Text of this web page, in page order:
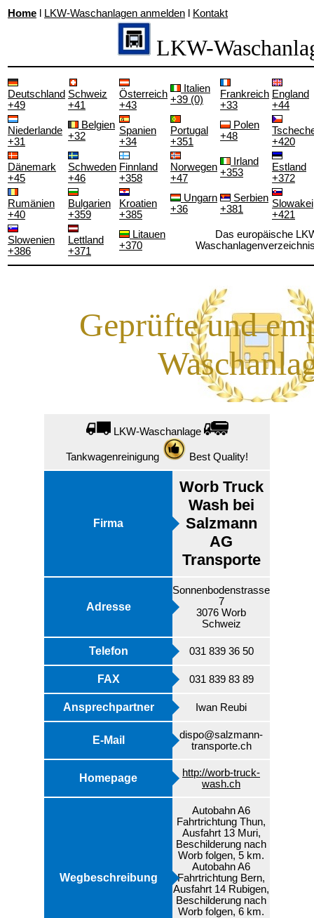
Home LKW-Waschanlagen anmelden Kontakt
LKW-
Deutschland
+49
Schweiz
+41
Österreich
+43
Italien
+39 (0)
Frankreich
+33
England
+44
Niederlande
+31
Belgien
+32
Spanien
+34
Portugal
+351
Polen
+48
+420
Dänemark
+45
Schweden
+46
Finnland
+358
Norwegen
+47
Irland
+353
Estland
+372
Rumänien
+40
Bulgarien
+359
Kroatien
+385
Ungarn
+36
Serbien
+381
Slowakei
+421
Slowenien
+386
Lettland
+371
Litauen
+370
Das europäische
Geprüfte und
LKW-Waschanlage
Tankwagenreinigung Best Quality!
Firma
Worb Truck
Wash bei
Salzmann
AG
Transporte
Adresse
Sonnenbodenstrasse
7
3076 Worb
Schweiz
Telefon 031 839 36 50
FAX 031 839 83 89
Ansprechpartner Iwan Reubi
E-Mail
dispo@salzmann-
transporte.ch
Homepage
http://worb-truck-
wash.ch
Wegbeschreibung
Autobahn A6
Fahrtrichtung Thun,
Ausfahrt 13 Muri,
Beschilderung nach
Worb folgen, 5 km.
Autobahn A6
Fahrtrichtung Bern,
Ausfahrt 14 Rubigen,
Beschilderung nach
Worb folgen, 6 km.